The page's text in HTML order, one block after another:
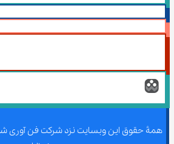
همۀ حقوق این وبسایت نزد شرکت فن آوری